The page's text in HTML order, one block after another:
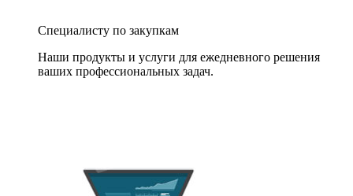
Специалисту по закупкам
Наши продукты и услуги для ежедневного решения
ваших профессиональных задач.